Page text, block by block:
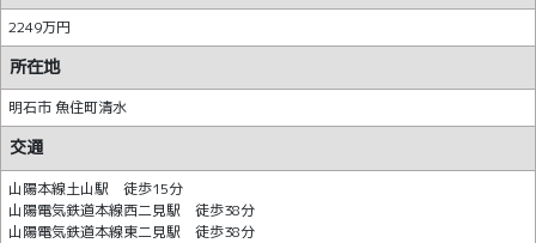
2249万円
所在地
明石市 魚住町清水
交通
山陽本線土山駅 徒歩15分
山陽電気鉄道本線西二見駅 徒歩38分
山陽電気鉄道本線東二見駅 徒歩38分